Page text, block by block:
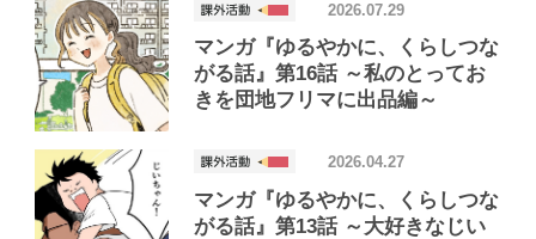
マンガ『ゆるやかに、くらしつな
がる話』第16話 ～私のとってお
きを団地フリマに出品編～
2026.07.29
マンガ『ゆるやかに、くらしつな
がる話』第13話 ～大好きなじい
2026.04.27